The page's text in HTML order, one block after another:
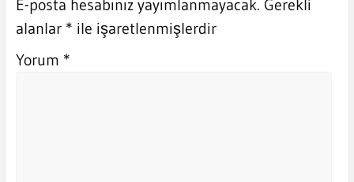
E-posta hesabınız yayımlanmayacak. Gerekli
alanlar * ile işaretlenmişlerdir
Yorum *